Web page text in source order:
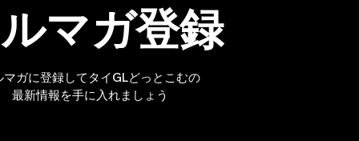
マガ登録
マガに登録してタイGLどっとこむの
最新情報を手に入れましょう